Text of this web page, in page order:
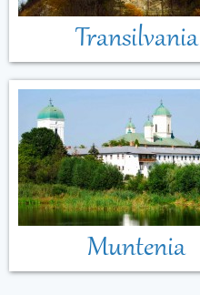
Transilvania
Muntenia